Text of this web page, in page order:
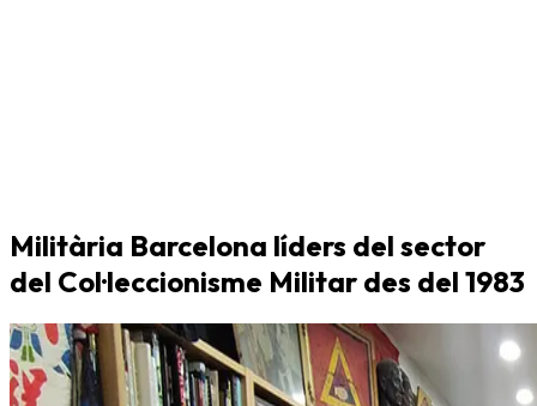
Militària Barcelona líders del sector
del Col·leccionisme Militar des del 1983